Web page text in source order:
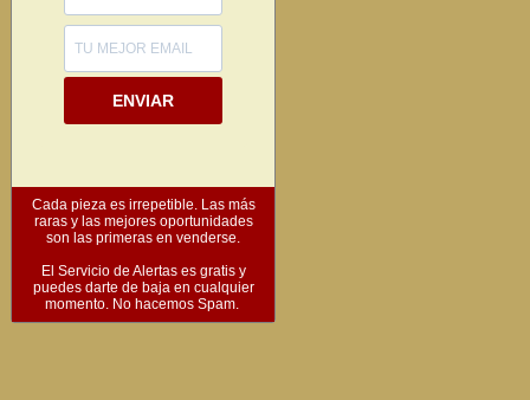
ENVIAR
Cada pieza es irrepetible. Las más
raras y las mejores oportunidades
son las primeras en venderse.
El Servicio de Alertas es gratis y
puedes darte de baja en cualquier
momento. No hacemos Spam.